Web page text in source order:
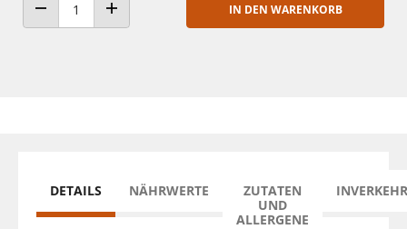
ANZAHL VERRINGERNANZAHL ERHÖHEN
IN DEN WARENKORB
DETAILS NÄHRWERTE
ZUTATEN
UND
ALLERGENE